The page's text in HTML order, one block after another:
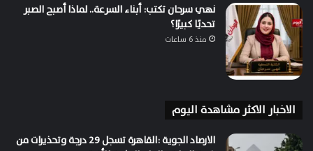
نهي سرحان تكتب: أبناء السرعة.. لماذا أصبح الصبر
تحديًا كبيرًا؟
منذ 6 ساعات
الاخبار الاكثر مشاهدة اليوم
الارصاد الجوية :القاهرة تسجل 29 درجة وتحذيرات من